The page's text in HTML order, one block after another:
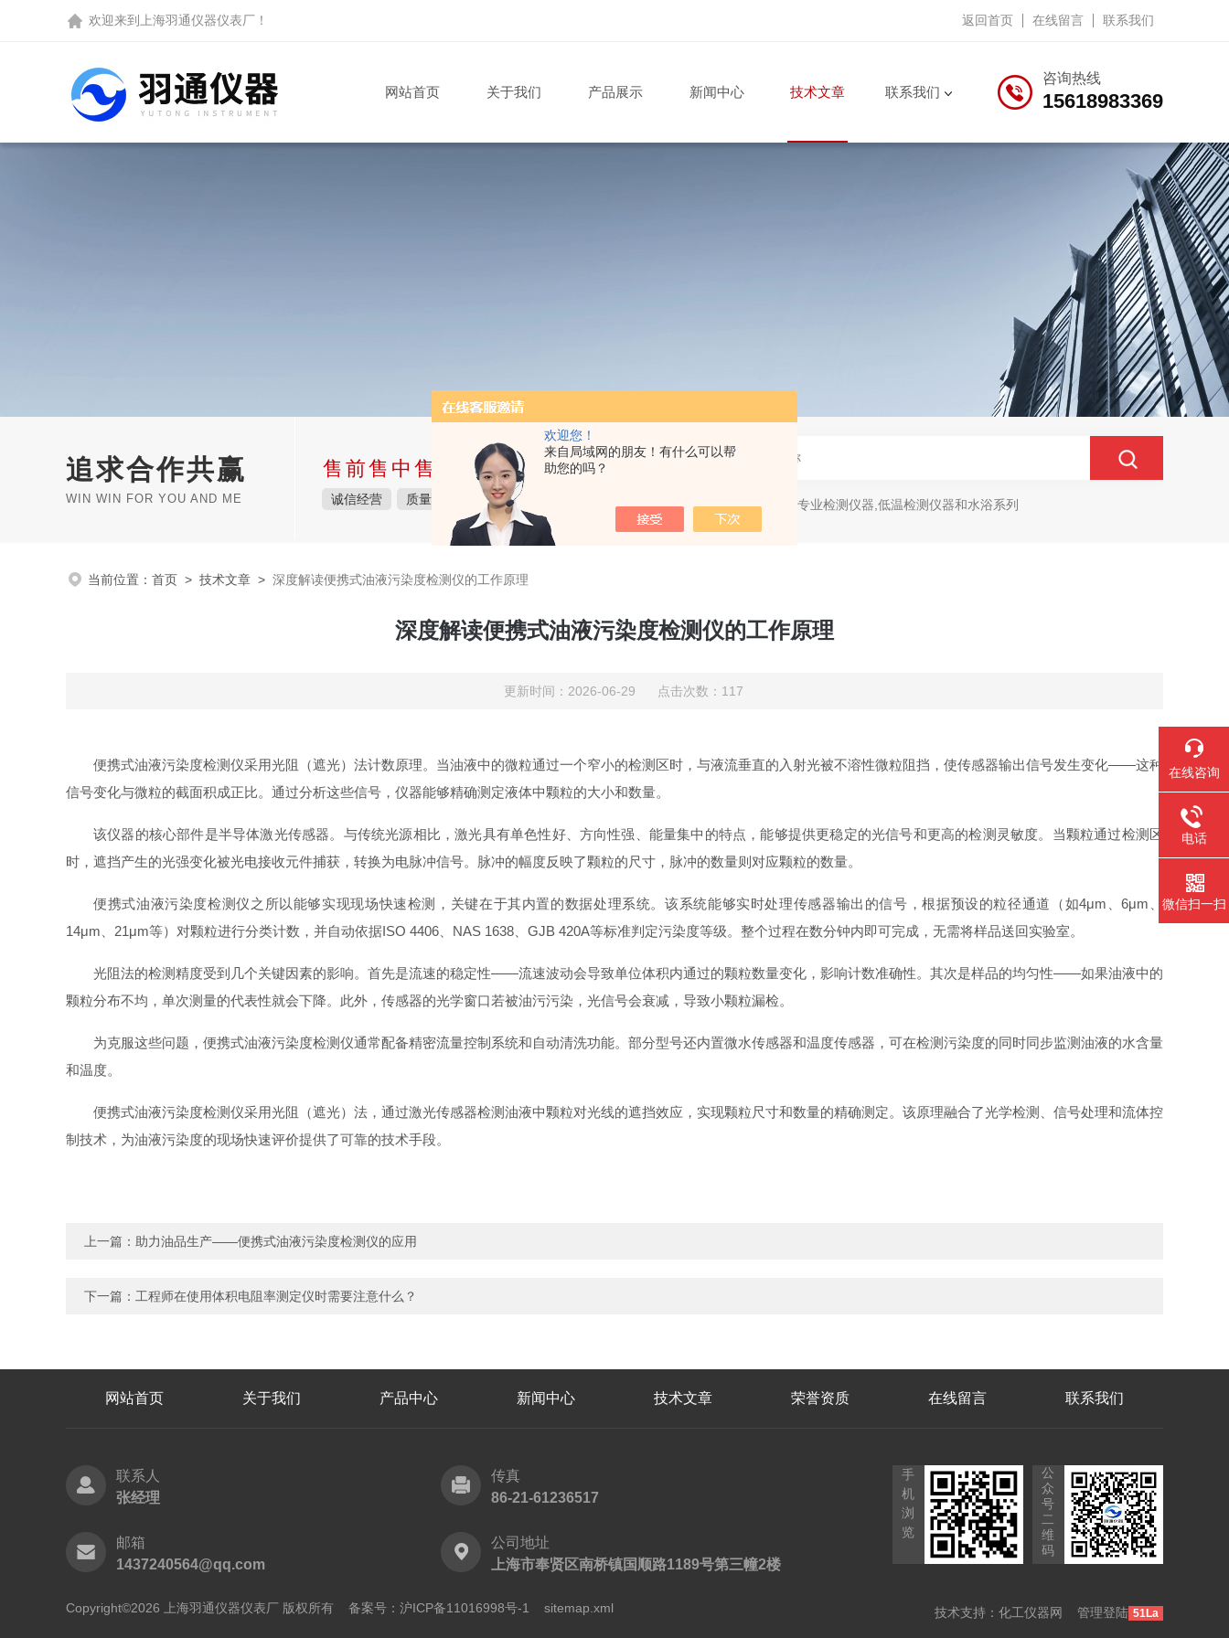
欢迎您！
来自局域网的朋友！有什么可以帮
助您的吗？
欢迎来到 上海羽通仪器仪表厂 ！ 返回首页 在线留言 联系我们
咨询热线
15618983369
网站首页 关于我们 产品展示 新闻中心 技术文章 联系我们
追求合作共赢
WIN WIN FOR YOU AND ME
售前售中售后完整的服务体系
诚信经营 质量保障 价格实惠 热门关键词：石油产品专业检测仪器,低温检测仪器和水浴系列
当前位置： 首页 > 技术文章 > 深度解读便携式油液污染度检测仪的工作原理
深度解读便携式油液污染度检测仪的工作原理
更新时间：2026-06-29 点击次数：117
便携式油液污染度检测仪采用光阻（遮光）法计数原理。当油液中的微粒通过一个窄小的检测区时，与液流垂直的入射光被不溶性微粒阻挡，使传感器输出信号发生变化——这种
信号变化与微粒的截面积成正比。通过分析这些信号，仪器能够精确测定液体中颗粒的大小和数量。
该仪器的核心部件是半导体激光传感器。与传统光源相比，激光具有单色性好、方向性强、能量集中的特点，能够提供更稳定的光信号和更高的检测灵敏度。当颗粒通过检测区
时，遮挡产生的光强变化被光电接收元件捕获，转换为电脉冲信号。脉冲的幅度反映了颗粒的尺寸，脉冲的数量则对应颗粒的数量。
便携式油液污染度检测仪之所以能够实现现场快速检测，关键在于其内置的数据处理系统。该系统能够实时处理传感器输出的信号，根据预设的粒径通道（如4μm、6μm、
14μm、21μm等）对颗粒进行分类计数，并自动依据ISO 4406、NAS 1638、GJB 420A等标准判定污染度等级。整个过程在数分钟内即可完成，无需将样品送回实验室。
光阻法的检测精度受到几个关键因素的影响。首先是流速的稳定性——流速波动会导致单位体积内通过的颗粒数量变化，影响计数准确性。其次是样品的均匀性——如果油液中的
颗粒分布不均，单次测量的代表性就会下降。此外，传感器的光学窗口若被油污污染，光信号会衰减，导致小颗粒漏检。
为克服这些问题，便携式油液污染度检测仪通常配备精密流量控制系统和自动清洗功能。部分型号还内置微水传感器和温度传感器，可在检测污染度的同时同步监测油液的水含量
和温度。
便携式油液污染度检测仪采用光阻（遮光）法，通过激光传感器检测油液中颗粒对光线的遮挡效应，实现颗粒尺寸和数量的精确测定。该原理融合了光学检测、信号处理和流体控
制技术，为油液污染度的现场快速评价提供了可靠的技术手段。
上一篇： 助力油品生产——便携式油液污染度检测仪的应用
下一篇： 工程师在使用体积电阻率测定仪时需要注意什么？
网站首页 关于我们 产品中心 新闻中心 技术文章 荣誉资质 在线留言 联系我们
联系人
张经理
传真
86-21-61236517
邮箱
1437240564@qq.com
公司地址
上海市奉贤区南桥镇国顺路1189号第三幢2楼
手
机
浏
览
公
众
号
二
维
码
Copyright©2026 上海羽通仪器仪表厂 版权所有 备案号：沪ICP备11016998号-1 sitemap.xml 技术支持： 化工仪器网 管理登陆 51La
在线咨询
电话
微信扫一扫